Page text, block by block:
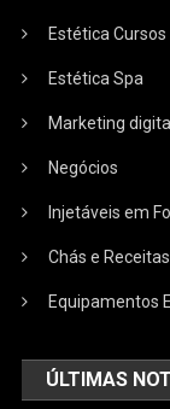
Estética Cursos
Estética Spa
Marketing digital
Negócios
Injetáveis em
Chás e Receitas
Equipamentos
ÚLTIMAS